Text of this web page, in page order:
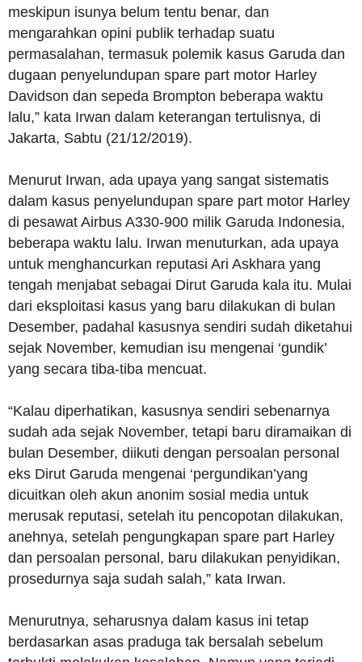
meskipun isunya belum tentu benar, dan
mengarahkan opini publik terhadap suatu
permasalahan, termasuk polemik kasus Garuda dan
dugaan penyelundupan spare part motor Harley
Davidson dan sepeda Brompton beberapa waktu
lalu,” kata Irwan dalam keterangan tertulisnya, di
Jakarta, Sabtu (21/12/2019).
Menurut Irwan, ada upaya yang sangat sistematis
dalam kasus penyelundupan spare part motor Harley
di pesawat Airbus A330-900 milik Garuda Indonesia,
beberapa waktu lalu. Irwan menuturkan, ada upaya
untuk menghancurkan reputasi Ari Askhara yang
tengah menjabat sebagai Dirut Garuda kala itu. Mulai
dari eksploitasi kasus yang baru dilakukan di bulan
Desember, padahal kasusnya sendiri sudah diketahui
sejak November, kemudian isu mengenai ‘gundik’
yang secara tiba-tiba mencuat.
“Kalau diperhatikan, kasusnya sendiri sebenarnya
sudah ada sejak November, tetapi baru diramaikan di
bulan Desember, diikuti dengan persoalan personal
eks Dirut Garuda mengenai ‘pergundikan’yang
dicuitkan oleh akun anonim sosial media untuk
merusak reputasi, setelah itu pencopotan dilakukan,
anehnya, setelah pengungkapan spare part Harley
dan persoalan personal, baru dilakukan penyidikan,
prosedurnya saja sudah salah,” kata Irwan.
Menurutnya, seharusnya dalam kasus ini tetap
berdasarkan asas praduga tak bersalah sebelum